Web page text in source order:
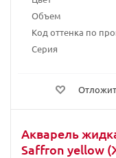
Объем
Код оттенка по
Серия
Акварель
Saffron yellow